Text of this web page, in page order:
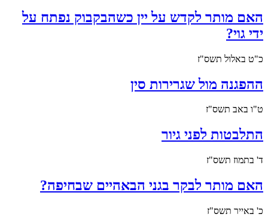
האם מותר לקדש על יין כשהבקבוק נפתח על
ידי גוי?
כ"ט באלול תשס"ז
ההפגנה מול שגרירות סין
ט"ו באב תשס"ז
התלבטות לפני גיור
ד' בתמוז תשס"ז
האם מותר לבקר בגני הבאהיים שבחיפה?
כ' באייר תשס"ז